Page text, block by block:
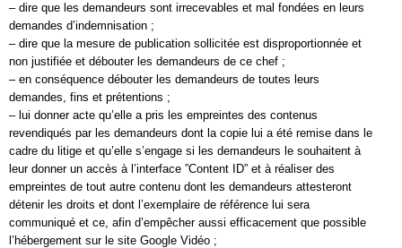
– dire que les demandeurs sont irrecevables et mal fondées en leurs
demandes d’indemnisation ;
– dire que la mesure de publication sollicitée est disproportionnée et
non justifiée et débouter les demandeurs de ce chef ;
– en conséquence débouter les demandeurs de toutes leurs
demandes, fins et prétentions ;
– lui donner acte qu’elle a pris les empreintes des contenus
revendiqués par les demandeurs dont la copie lui a été remise dans le
cadre du litige et qu’elle s’engage si les demandeurs le souhaitent à
leur donner un accès à l’interface ”Content ID” et à réaliser des
empreintes de tout autre contenu dont les demandeurs attesteront
détenir les droits et dont l’exemplaire de référence lui sera
communiqué et ce, afin d’empêcher aussi efficacement que possible
l’hébergement sur le site Google Vidéo ;